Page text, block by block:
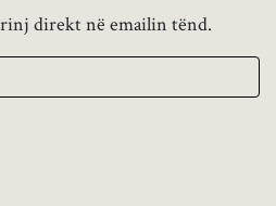
direkt në emailin tënd.